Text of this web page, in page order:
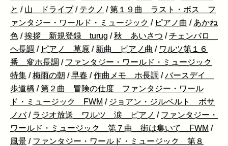
と / 山 ドライブ / テクノ /第１９曲 ラスト・ボス フ
ァンタジー・ワールド・ミュージック / ピアノ曲 / あかね
色 /挨拶 新規登録 turug /秋 あいさつ /チェンバロ
ヘ長調 / ピアノ 草原 / 新曲 ピアノ曲 / ワルツ第１６
番 変ホ長調 / ファンタジー・ワールド・ミュージック
特集 /梅雨の朝 /早春 /作曲メモ ホ長調 /バースデイ
歩道橋 /第２曲 冒険の仕度 ファンタジー・ワール
ド・ミュージック FWM / ジョアン・ジルベルト ボサ
ノバ / ラジオ放送 ワルツ 涙 ピアノ / ファンタジー・
ワールド・ミュージック 第７曲 街は集いて FWM /
風景 / ファンタジー・ワールド・ミュージック 第８